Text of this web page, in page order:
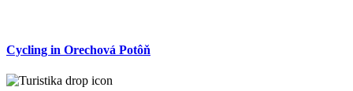
Cycling in Orechová Potôň